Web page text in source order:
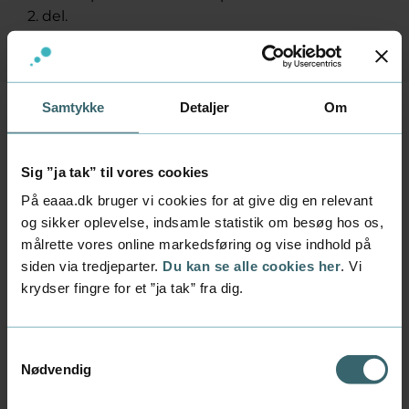
Samtykke Detaljer Om
Sig ”ja tak” til vores cookies
På eaaa.dk bruger vi cookies for at give dig en relevant
og sikker oplevelse, indsamle statistik om besøg hos os,
målrette vores online markedsføring og vise indhold på
siden via tredjeparter. Du kan se alle cookies her. Vi
krydser fingre for et ”ja tak” fra dig.
Nødvendig
2. del.
færdig
Når du er færdig med 'digital
forretningsforståelse' kan du;
Forstå de vigtigste digitale
forretningsmodeller inden for e-handel.
Anvende værktøjer og modeller til at
analysere virksomhedens digitale
Vurdere og begrunde valget af jeres